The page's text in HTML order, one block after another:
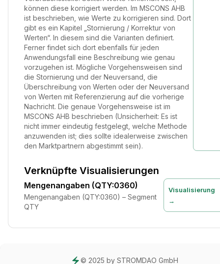
können diese korrigiert werden. Im MSCONS AHB
ist beschrieben, wie Werte zu korrigieren sind. Dort
gibt es ein Kapitel „Stornierung / Korrektur von
Werten“. In diesem sind die Varianten definiert.
Ferner findet sich dort ebenfalls für jeden
Anwendungsfall eine Beschreibung wie genau
vorzugehen ist. Mögliche Vorgehensweisen sind
die Stornierung und der Neuversand, die
Überschreibung von Werten oder der Neuversand
von Werten mit Referenzierung auf die vorherige
Nachricht. Die genaue Vorgehensweise ist im
MSCONS AHB beschrieben (Unsicherheit: Es ist
nicht immer eindeutig festgelegt, welche Methode
anzuwenden ist; dies sollte idealerweise zwischen
den Marktpartnern abgestimmt sein).
Verknüpfte Visualisierungen
Mengenangaben (QTY:0360)
Mengenangaben (QTY:0360) – Segment
QTY
Visualisierung
→
© 2025 by STROMDAO GmbH